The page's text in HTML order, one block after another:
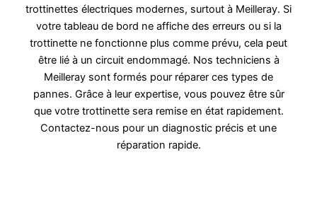
trottinettes électriques modernes, surtout à Meilleray. Si
votre tableau de bord ne affiche des erreurs ou si la
trottinette ne fonctionne plus comme prévu, cela peut
être lié à un circuit endommagé. Nos techniciens à
Meilleray sont formés pour réparer ces types de
pannes. Grâce à leur expertise, vous pouvez être sûr
que votre trottinette sera remise en état rapidement.
Contactez-nous pour un diagnostic précis et une
réparation rapide.